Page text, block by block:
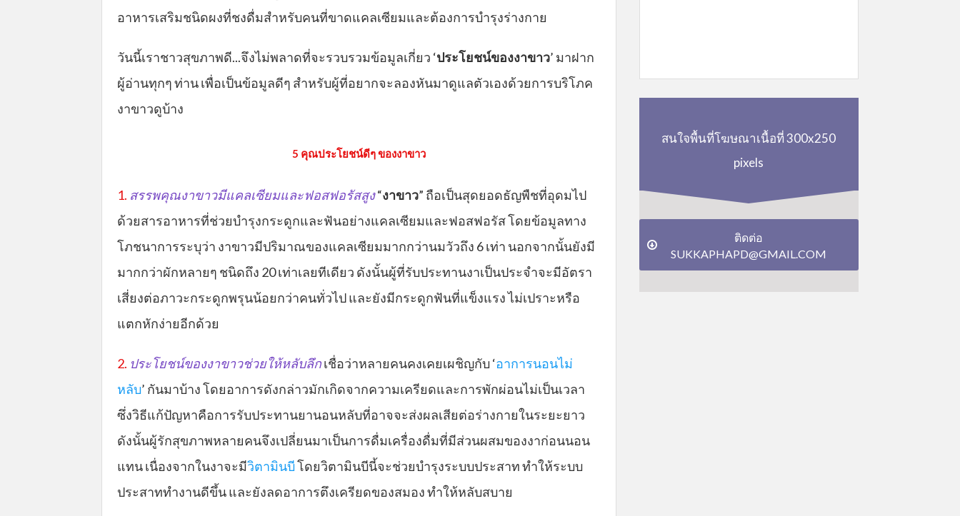
อาหารเสริมชนิดผงที่ชงดื่มสำหรับคนที่ขาดแคลเซียมและต้องการบำรุงร่างกาย
วันนี้เราชาวสุขภาพดี...จึงไม่พลาดที่จะรวบรวมข้อมูลเกี่ยว ‘ประโยชน์ของงาขาว’ มาฝาก
ผู้อ่านทุกๆ ท่าน เพื่อเป็นข้อมูลดีๆ สำหรับผู้ที่อยากจะลองหันมาดูแลตัวเองด้วยการบริโภค
งาขาวดูบ้าง
5 คุณประโยชน์ดีๆ ของงาขาว
1. สรรพคุณงาขาวมีแคลเซียมและฟอสฟอรัสสูง“งาขาว” ถือเป็นสุดยอดธัญพืชที่อุดมไป
ด้วยสารอาหารที่ช่วยบำรุงกระดูกและฟันอย่างแคลเซียมและฟอสฟอรัส โดยข้อมูลทาง
โภชนาการระบุว่า งาขาวมีปริมาณของแคลเซียมมากกว่านมวัวถึง 6 เท่า นอกจากนั้นยังมี
มากกว่าผักหลายๆ ชนิดถึง 20 เท่าเลยทีเดียว ดังนั้นผู้ที่รับประทานงาเป็นประจำจะมีอัตรา
เสี่ยงต่อภาวะกระดูกพรุนน้อยกว่าคนทั่วไป และยังมีกระดูกฟันที่แข็งแรง ไม่เปราะหรือ
แตกหักง่ายอีกด้วย
2. ประโยชน์ของงาขาวช่วยให้หลับลึกเชื่อว่าหลายคนคงเคยเผชิญกับ ‘อาการนอนไม่
หลับ’ กันมาบ้าง โดยอาการดังกล่าวมักเกิดจากความเครียดและการพักผ่อนไม่เป็นเวลา
ซึ่งวิธีแก้ปัญหาคือการรับประทานยานอนหลับที่อาจจะส่งผลเสียต่อร่างกายในระยะยาว
ดังนั้นผู้รักสุขภาพหลายคนจึงเปลี่ยนมาเป็นการดื่มเครื่องดื่มที่มีส่วนผสมของงาก่อนนอน
แทน เนื่องจากในงาจะมีวิตามินบีโดยวิตามินบีนี้จะช่วยบำรุงระบบประสาท ทำให้ระบบ
ประสาททำงานดีขึ้น และยังลดอาการตึงเครียดของสมอง ทำให้หลับสบาย
สนใจพื้นที่โฆษณาเนื้อที่ 300x250
pixels
ติดต่อ
SUKKAPHAPD@GMAIL.COM